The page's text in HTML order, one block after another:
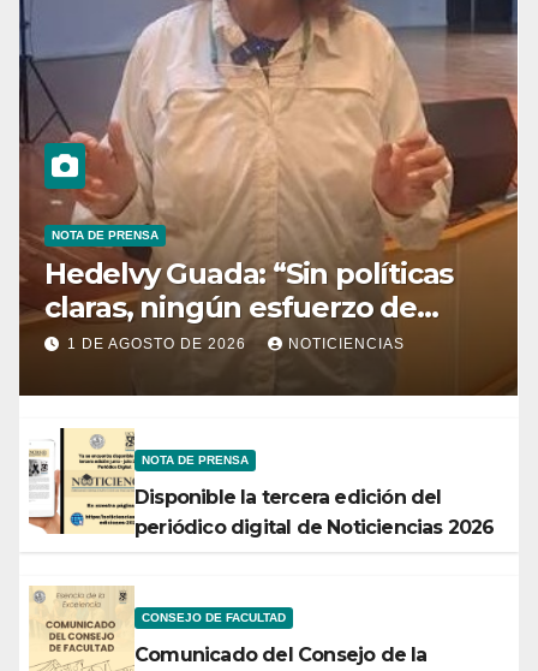
NOTA DE PRENSA
Hedelvy Guada: “Sin políticas
claras, ningún esfuerzo de
conservación rendirá frutos”
1 DE AGOSTO DE 2026 NOTICIENCIAS
NOTA DE PRENSA
Disponible la tercera edición del
periódico digital de Noticiencias 2026
CONSEJO DE FACULTAD
Comunicado del Consejo de la